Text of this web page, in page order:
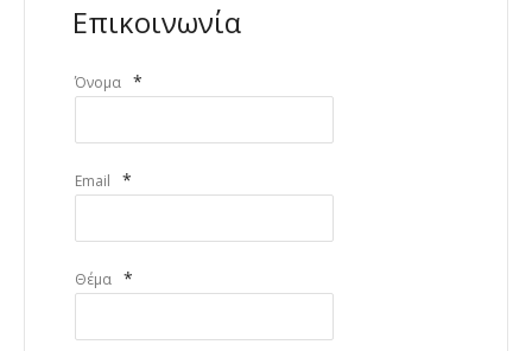
Επικοινωνία
Όνομα *
Email *
Θέμα *